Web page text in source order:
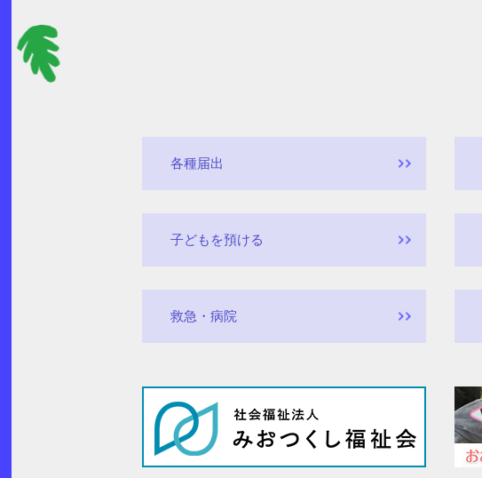
各種届出
子どもを預ける
救急・病院